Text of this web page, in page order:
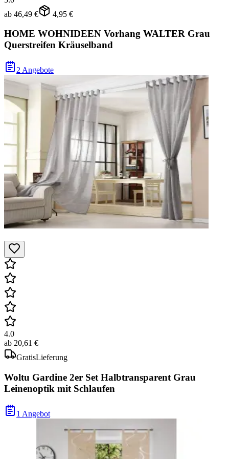
ab 46,49 € 4,95 €
HOME WOHNIDEEN Vorhang WALTER Grau
Querstreifen Kräuselband
2 Angebote
4.0
ab 20,61 €
GratisLieferung
Woltu Gardine 2er Set Halbtransparent Grau
Leinenoptik mit Schlaufen
1 Angebot